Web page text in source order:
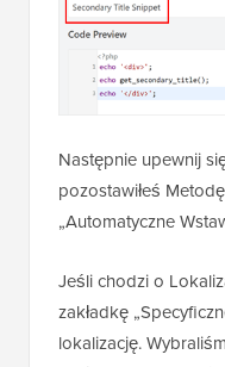
Następnie upewnij
pozostawiłeś
Jeśli chodzi o
zakładkę